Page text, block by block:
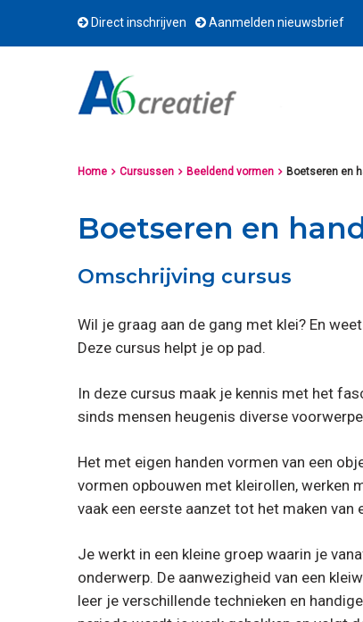
Direct inschrijven Aanmelden nieuwsbrief
Home  Cursussen  Beeldend vormen  Boetseren en
Boetseren en
Omschrijving cursus
Wil je graag aan de gang met klei? En
Deze cursus helpt je op pad.
In deze cursus maak je kennis met het
sinds mensen heugenis diverse
Het met eigen handen vormen van een
vormen opbouwen met kleirollen, werken
vaak een eerste aanzet tot het maken
Je werkt in een kleine groep waarin je
onderwerp. De aanwezigheid van een
leer je verschillende technieken en